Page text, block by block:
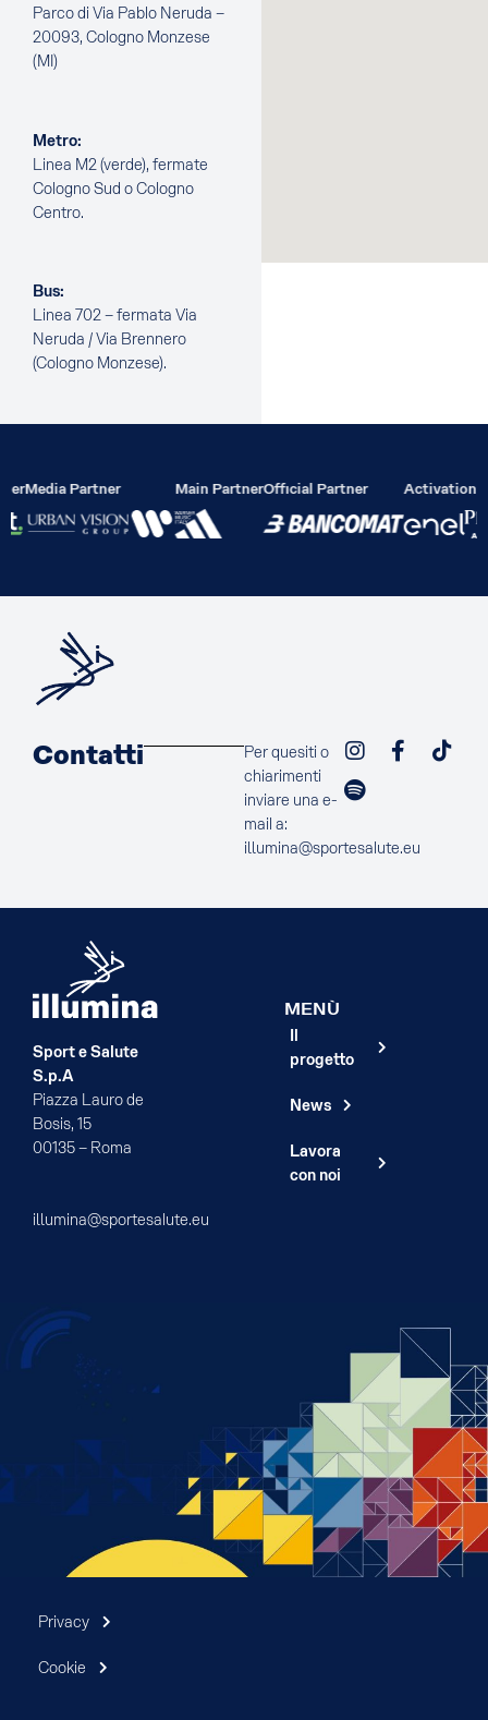
Parco di Via Pablo Neruda –
20093, Cologno Monzese
(MI)
Metro:
Linea M2 (verde), fermate
Cologno Sud o Cologno
Centro.
Bus:
Linea 702 – fermata Via
Neruda / Via Brennero
(Cologno Monzese).
Media Partner Main PartnerOfficial Partner Activation
Contatti
Per quesiti o
chiarimenti
inviare una e-
mail a:
illumina@sportesalute.eu
Sport e Salute
S.p.A
Piazza Lauro de
Bosis, 15
00135 – Roma
illumina@sportesalute.eu
MENÙ
progetto
News
Lavora
con noi
Privacy
Cookie